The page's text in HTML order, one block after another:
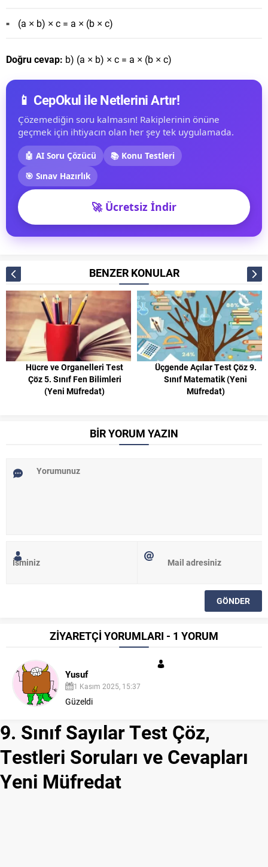
(a × b) × c = a × (b × c)
Doğru cevap: b) (a × b) × c = a × (b × c)
📱 CepOkul ile Netlerini Artır!
Çözemediğin soru kalmasın! Rakiplerinin önüne
geçmek için ihtiyacın olan her şey tek uygulamada.
🤖 AI Soru Çözücü
📚 Konu Testleri
🎯 Sınav Hazırlık
🚀 Ücretsiz İndir
BENZER KONULAR
Hücre ve Organelleri Test
Çöz 5. Sınıf Fen Bilimleri
(Yeni Müfredat)
Üçgende Açılar Test Çöz 9.
Sınıf Matematik (Yeni
Müfredat)
BİR YORUM YAZIN
ZİYARETÇİ YORUMLARI - 1 YORUM
Yusuf
1 Kasım 2025, 15:37
Güzeldi
9. Sınıf Sayılar Test Çöz,
Testleri Soruları ve Cevapları
Yeni Müfredat